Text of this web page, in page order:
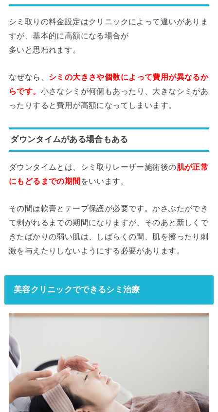
シミ取りの料金設定はクリニックによって違いがありま
すが、基本的に高額になる場合が
多いと思われます。
なぜなら、 シミの大きさや個数によって費用が異なるか
らです。 小さなシミが何個もあったり、大きなシミがあ
ったりすると費用が高額になってしまいます。
ダウンタイムがある場合もある
ダウンタイムとは、シミ取りレーザー施術後の肌が正常
にもどるまでの期間 をいいます。
その間は軟膏とテープ保護が必要です。かさぶたができ
て剥がれるまでの期間になりますが、そのあと新しくで
きたばかりの弱い肌は、しばらくの間、肌を擦ったり刺
激を与えたりしないようにする必要があります。
美容クリニックでできるシミ治療